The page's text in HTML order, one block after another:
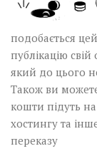
подобається
публікацію
який до цього
Також ви
кошти підуть
хостингу та
переказу